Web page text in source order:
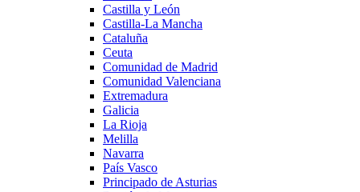
Castilla y León
Castilla-La Mancha
Cataluña
Ceuta
Comunidad de Madrid
Comunidad Valenciana
Extremadura
Galicia
La Rioja
Melilla
Navarra
País Vasco
Principado de Asturias